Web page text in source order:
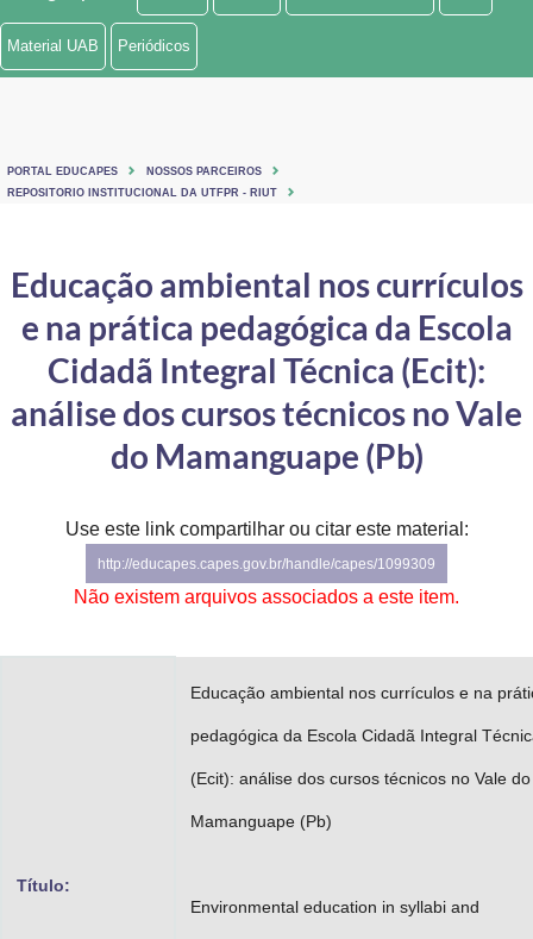
Ministério de Minas e Energia
Ministério do Turismo
Controladoria-Geral da União
Ministério da Mulher, da Família e dos Direitos Humanos
Secretaria-Geral
Secretaria de Governo
Advocacia-Geral da União
Banco Central do Brasil
Planalto
Material UAB Periódicos
PORTAL EDUCAPES
NOSSOS PARCEIROS
REPOSITORIO INSTITUCIONAL DA UTFPR - RIUT
Educação ambiental nos currículos
e na prática pedagógica da Escola
Cidadã Integral Técnica (Ecit):
análise dos cursos técnicos no Vale
do Mamanguape (Pb)
Use este link compartilhar ou citar este material:
http://educapes.capes.gov.br/handle/capes/1099309
Não existem arquivos associados a este item.
Título:
Educação ambiental nos currículos e na
pedagógica da Escola Cidadã Integral
(Ecit): análise dos cursos técnicos no Vale do
Mamanguape (Pb)
Environmental education in syllabi and